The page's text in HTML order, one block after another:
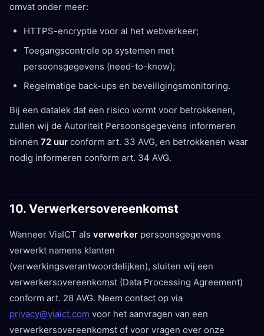
omvat onder meer:
HTTPS-encryptie voor al het webverkeer;
Toegangscontrole op systemen met
persoonsgegevens (need-to-know);
Regelmatige back-ups en beveiligingsmonitoring.
Bij een datalek dat een risico vormt voor betrokkenen,
zullen wij de Autoriteit Persoonsgegevens informeren
binnen 72 uur conform art. 33 AVG, en betrokkenen waar
nodig informeren conform art. 34 AVG.
10. Verwerkersovereenkomst
Wanneer ViaICT als verwerker persoonsgegevens
verwerkt namens klanten
(verwerkingsverantwoordelijken), sluiten wij een
verwerkersovereenkomst (Data Processing Agreement)
conform art. 28 AVG. Neem contact op via
privacy@viaict.com voor het aanvragen van een
verwerkersovereenkomst of voor vragen over onze